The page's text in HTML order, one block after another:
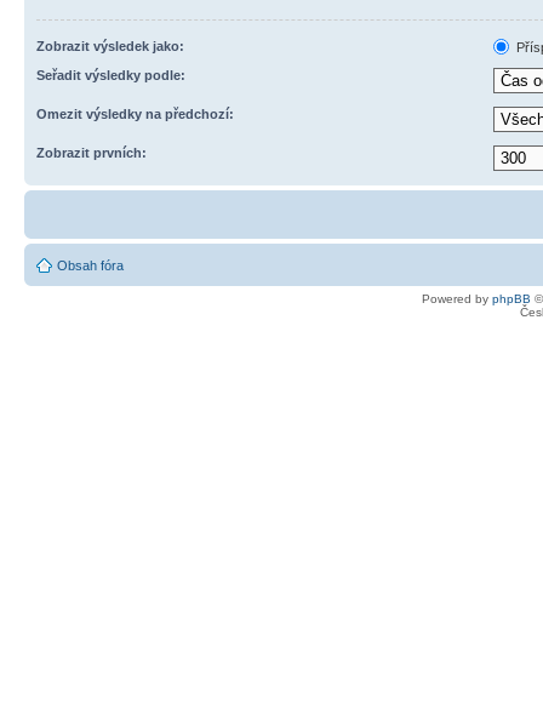
Zobrazit výsledek jako:
Seřadit výsledky podle:
Omezit výsledky na předchozí:
Zobrazit prvních:
Obsah fóra
Powered by phpBB